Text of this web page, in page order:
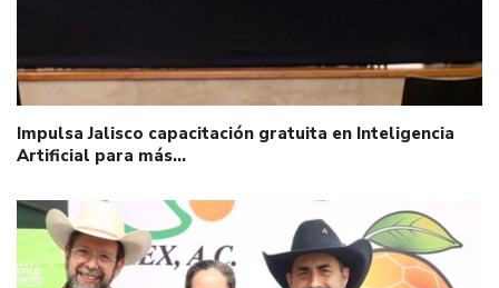
Impulsa Jalisco capacitación gratuita en Inteligencia
Artificial para más…